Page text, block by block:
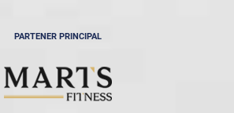
PARTENER PRINCIPAL